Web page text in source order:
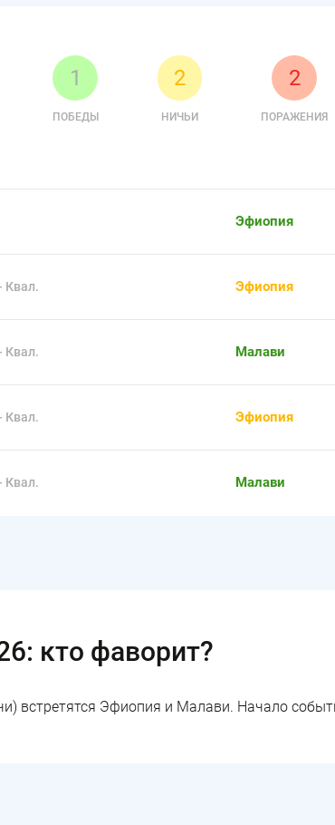
1
ПОБЕДЫ
2
НИЧЬИ
2
ПОРАЖЕНИЯ
Эфиопия
Квал. Эфиопия
Квал. Малави
Квал. Эфиопия
Квал. Малави
кто фаворит?
встретятся Эфиопия и Малави. Начало